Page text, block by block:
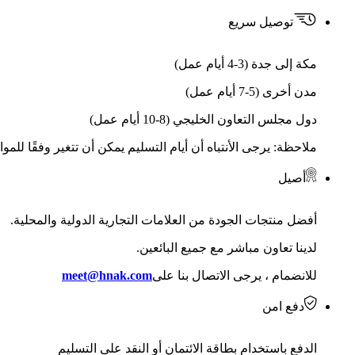
توصيل سريع
مكة إلى جدة (3-4 أيام عمل)
مدن أخرى (5-7 أيام عمل)
دول مجلس التعاون الخليجي (8-10 أيام عمل)
ملاحظة: يرجى الأنتباه أن أيام التسليم يمكن أن تتغير وفقًا
أصيل
أفضل منتجات الجودة من العلامات التجارية الدولية والمحلية.
لدينا تعاون مباشر مع جميع البائعين.
للانضمام ، يرجى الاتصال بنا علىmeet@hnak.com
دفع امن
الدفع باستخدام بطاقة الائتمان أو النقد على التسليم